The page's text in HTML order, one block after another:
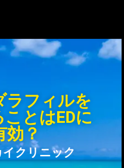
ラフィルを
とはEDに
効？
イクリニック